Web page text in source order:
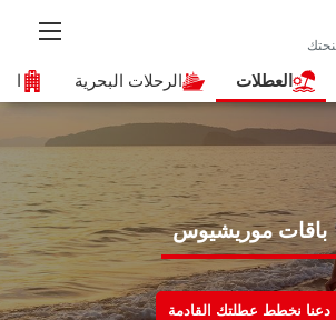
العطلات الرحلات البحرية
باقات موريشيوس
دعنا نخطط عطلتك القادمة